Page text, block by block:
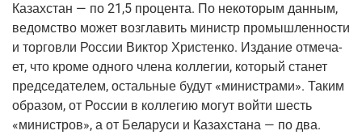
Казах­стан — по 21,5 про­цен­та. По неко­то­рым дан­ным,
ведом­ство может воз­гла­вить министр про­мыш­лен­но­сти
и тор­гов­ли Рос­сии Вик­тор Хри­стен­ко. Изда­ние отме­ча­
ет, что кро­ме одно­го чле­на кол­ле­гии, кото­рый ста­нет
пред­се­да­те­лем, осталь­ные будут «мини­стра­ми». Таким
обра­зом, от Рос­сии в кол­ле­гию могут вой­ти шесть
«мини­стров», а от Бела­ру­си и Казах­ста­на — по два.